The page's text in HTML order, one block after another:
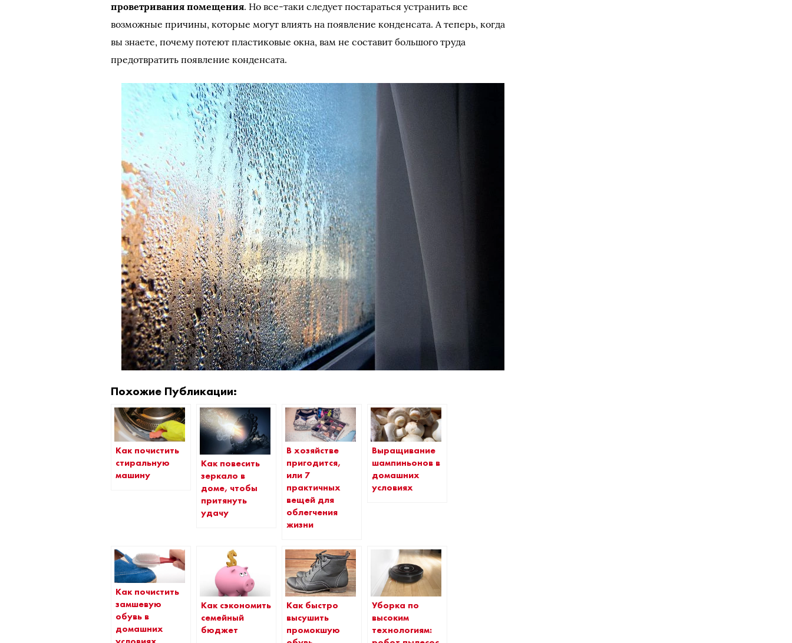
проветривания помещения. Но все-таки следует постараться устранить все
возможные причины, которые могут влиять на появление конденсата. А теперь, когда
вы знаете, почему потеют пластиковые окна, вам не составит большого труда
предотвратить появление конденсата.
Похожие Публикации:
Как почистить
стиральную
машину
Как повесить
зеркало в
доме, чтобы
притянуть
удачу
В хозяйстве
пригодится,
или 7
практичных
вещей для
облегчения
жизни
Выращивание
шампиньонов в
домашних
условиях
Как почистить
замшевую
обувь в
домашних
Как сэкономить
семейный
бюджет
Как быстро
высушить
промокшую
Уборка по
высоким
технологиям: